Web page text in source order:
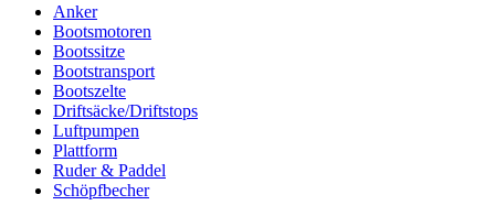
Anker
Bootsmotoren
Bootssitze
Bootstransport
Bootszelte
Driftsäcke/Driftstops
Luftpumpen
Plattform
Ruder & Paddel
Schöpfbecher